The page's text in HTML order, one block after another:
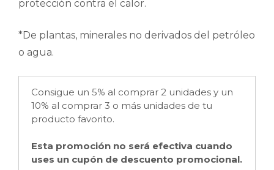
protección contra el calor.
*De plantas, minerales no derivados del petróleo
o agua.
Consigue un 5% al comprar 2 unidades y un
10% al comprar 3 o más unidades de tu
producto favorito.
Esta promoción no será efectiva cuando
uses un cupón de descuento promocional.